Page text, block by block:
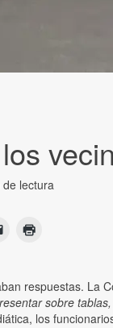
de lectura
respuestas. La
sobre
los